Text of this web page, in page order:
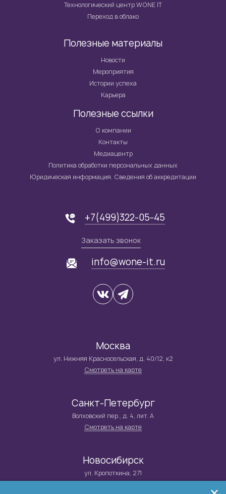
Технологический центр WONE IT
Переход в облако
Полезные материалы
Новости
Мероприятия
Истории успеха
Карьера
Полезные ссылки
О компании
Контакты
Медиацентр
Политика обработки персональных данных
Юридическая информация. Сведения об аккредитации
+7(499)322-05-45
Заказать звонок
info@wone-it.ru
Москва
ул. Нижняя Красносельская, д. 40/12, к2
Смотреть на карте
Санкт-Петербург
Волховский пер., д. 4, лит. А
Смотреть на карте
Новосибирск
ул. Кропоткина, 271